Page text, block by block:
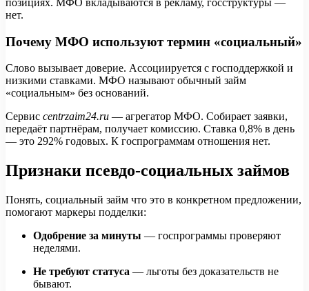
позициях. МФО вкладываются в рекламу, госструктуры —
нет.
Почему МФО используют термин «социальный»
Слово вызывает доверие. Ассоциируется с господдержкой и
низкими ставками. МФО называют обычный займ
«социальным» без оснований.
Сервис centrzaim24.ru — агрегатор МФО. Собирает заявки,
передаёт партнёрам, получает комиссию. Ставка 0,8% в день
— это 292% годовых. К госпрограммам отношения нет.
Признаки псевдо-социальных займов
Понять, социальный займ что это в конкретном предложении,
помогают маркеры подделки:
Одобрение за минуты — госпрограммы проверяют
неделями.
Не требуют статуса — льготы без доказательств не
бывают.